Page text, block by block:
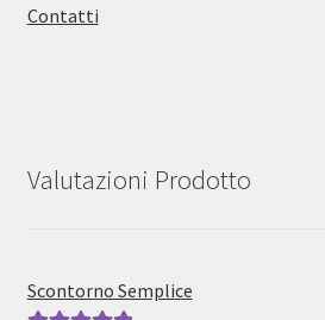
Contatti
Valutazioni Prodotto
Scontorno Semplice